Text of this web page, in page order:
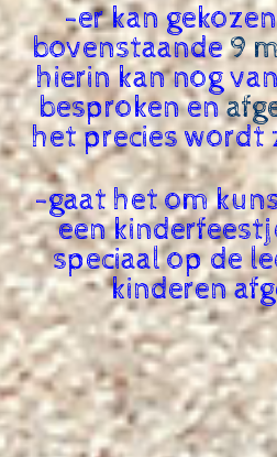
-er kan
bovenstaande9
hierin kan nog
besproken en
het precies wordt
-gaat het om
een
speciaal op de
kinderen